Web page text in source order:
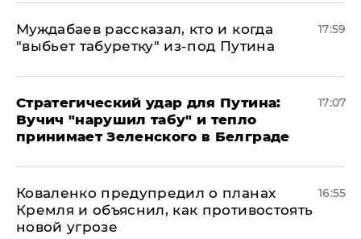
Муждабаев рассказал, кто и когда
"выбьет табуретку" из-под Путина
17:59
Стратегический удар для Путина:
Вучич "нарушил табу" и тепло
принимает Зеленского в Белграде
17:07
Коваленко предупредил о планах
Кремля и объяснил, как противостоять
новой угрозе
16:55